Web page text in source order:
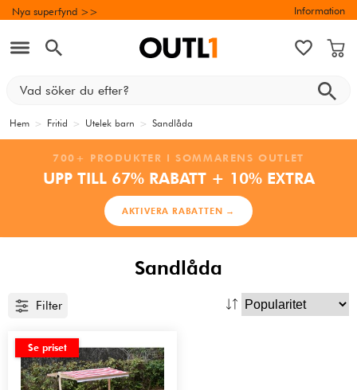
Nya superfynd >> Information
Hem > Fritid > Utelek barn > Sandlåda
700+ PRODUKTER I SOMMARENS OUTLET
UPP TILL 67% RABATT + 10% EXTRA
AKTIVERA RABATTEN →
Sandlåda
Filter
Se priset